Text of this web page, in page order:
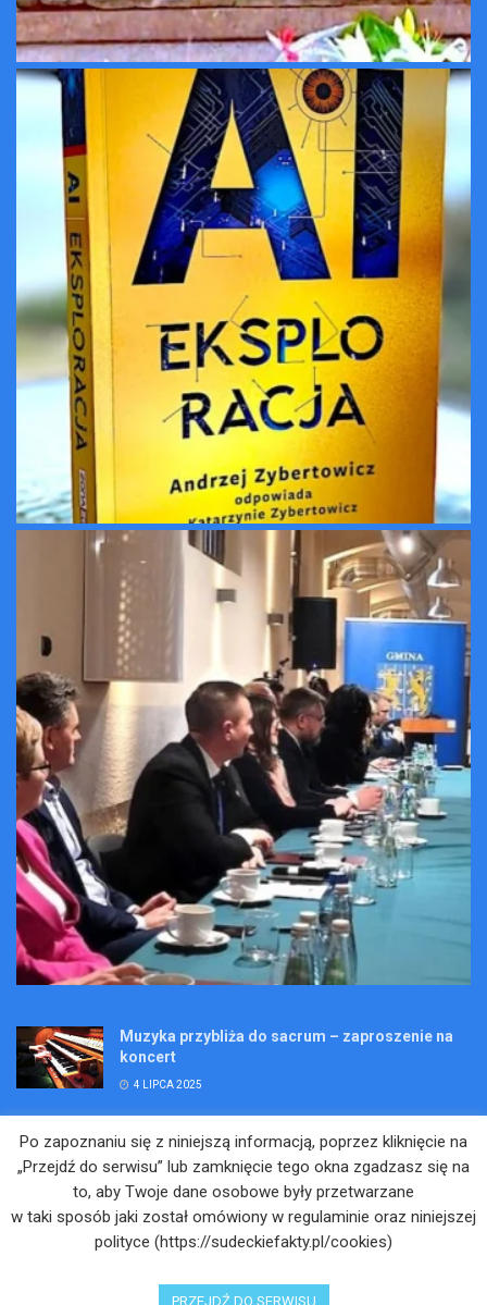
Muzyka przybliża do sacrum – zaproszenie na
koncert
4 LIPCA 2025
Kopalniane Ekspedycje
Adam Maciejczyk: „Chcemy przełamywać
bariery. Nie tylko bólu…”
Po zapoznaniu się z niniejszą informacją, poprzez kliknięcie na
„Przejdź do serwisu” lub zamknięcie tego okna zgadzasz się na
to, aby Twoje dane osobowe były przetwarzane
w taki sposób jaki został omówiony w regulaminie oraz niniejszej
polityce (https://sudeckiefakty.pl/cookies)
PRZEJDŹ DO SERWISU